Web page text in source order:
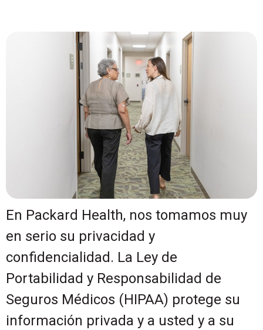
En Packard Health, nos tomamos muy
en serio su privacidad y
confidencialidad. La Ley de
Portabilidad y Responsabilidad de
Seguros Médicos (HIPAA) protege su
información privada y a usted y a su